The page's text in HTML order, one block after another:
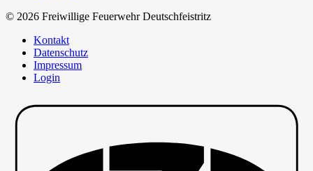
© 2026 Freiwillige Feuerwehr Deutschfeistritz
Kontakt
Datenschutz
Impressum
Login